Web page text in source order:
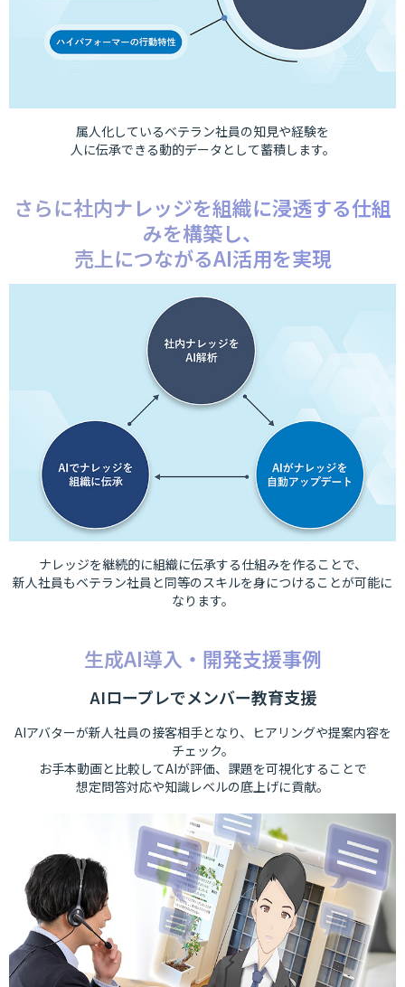
属人化しているベテラン社員の知見や経験を
人に伝承できる動的データとして蓄積します。
さらに社内ナレッジを組織に浸透する仕組
みを構築し、
売上につながるAI活用を実現
ナレッジを継続的に組織に伝承する仕組みを作ることで、
新人社員もベテラン社員と同等のスキルを身につけることが可能に
なります。
生成AI導入・開発支援事例
AIロープレでメンバー教育支援
AIアバターが新人社員の接客相手となり、ヒアリングや提案内容を
チェック。
お手本動画と比較してAIが評価、課題を可視化することで
想定問答対応や知識レベルの底上げに貢献。